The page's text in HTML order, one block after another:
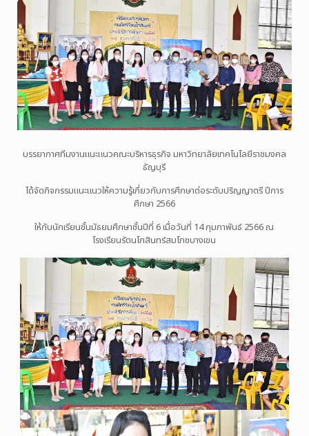
บรรยากาศทีมงานแนะแนวคณะบริหารธุรกิจ มหาวิทยาลัยเทคโนโลยีราชมงคล
ธัญบุรี
ได้จัดกิจกรรมแนะแนวให้ความรู้เกี่ยวกับการศึกษาต่อระดับปริญญาตรี ปีการ
ศึกษา 2566
ให้กับนักเรียนชั้นมัธยมศึกษาชั้นปีที่ 6 เมื่อวันที่ 14 กุมภาพันธ์ 2566 ณ
โรงเรียนรัตนโกสินทร์สมโภชบางเขน